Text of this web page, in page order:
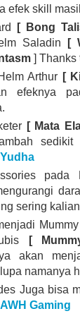
efek skill
[ Bong
Saladin
[
] Thanks
Arthur [
efeknya
[ Mata
sedikit
Yudha
pada
sering
[
akan
namanya
Juga bisa
AWH Gaming